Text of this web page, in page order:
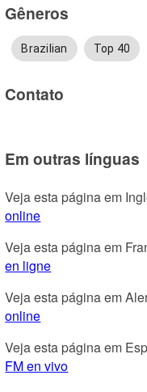
Gêneros
Brazilian Top 40
Contato
Em outras línguas
Veja esta página em
online
Veja esta página em
en ligne
Veja esta página em
online
Veja esta página em
FM en vivo